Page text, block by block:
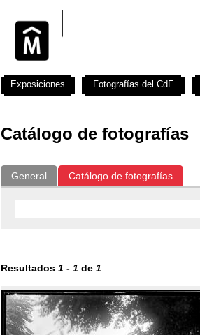
Catálogo de fotografías
General Catálogo de fotografías
Resultados 1 - 1 de 1
Exposiciones Fotografías del CdF